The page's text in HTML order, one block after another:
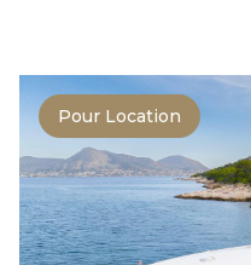
Pour Location